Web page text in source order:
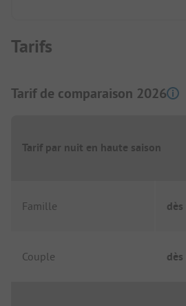
Tarifs
Tarif de comparaison 2026
Tarif par nuit en haute saison
Famille dès
Couple dès